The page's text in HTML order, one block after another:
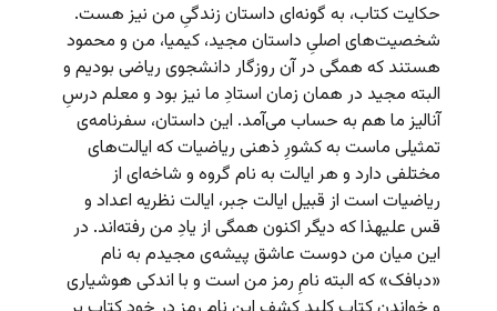
حکایت کتاب، به گونه‌ای داستان زندگیِ من نیز هست.
شخصیت‌های اصلیِ داستان مجید، کیمیا، من و محمود
هستند که همگی در آن روزگار دانشجوی ریاضی بودیم و
البته مجید در همان زمان استادِ ما نیز بود و معلم درسِ
آنالیز ما هم به حساب می‌آمد. این داستان، سفرنامه‌ی
تمثیلی ماست به کشورِ ذهنی ریاضیات که ایالت‌های
مختلفی دارد و هر ایالت به نام گروه و شاخه‌ای از
ریاضیات است از قبیل ایالت جبر، ایالت نظریه اعداد و
قس علیهذا که دیگر اکنون همگی از یادِ من رفته‌اند. در
این میان من دوست عاشق پیشه‌ی مجیدم به نام
«دبافک» که البته نامِ رمز من است و با اندکی هوشیاری